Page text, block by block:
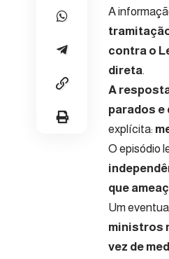
A
contra o
direta.
A
parados e
explícita:
O episódio
que
Um
ministros
vez de